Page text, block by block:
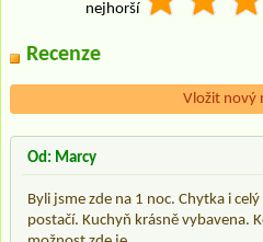
nejhorší
Recenze
Vložit nový
Od: Marcy
Byli jsme zde na 1 noc. Chytka i
postačí. Kuchyň krásně vybavena.